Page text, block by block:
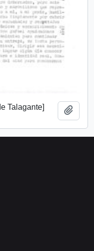
Talagante]